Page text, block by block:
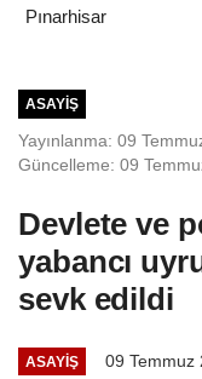
Pınarhisar
ASAYIŞ
Yayınlanma: 09
Güncelleme: 09
Devlete ve
yabancı
sevk edildi
ASAYIŞ 09 Temmuz